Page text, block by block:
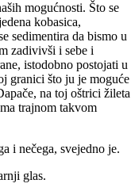
mogućnosti. Što se
kobasica,
sedimentira da bismo u
zadivivši i sebe i
istodobno postojati u
granici što ju je moguće
na toj oštrici žileta
trajnom takvom
i nečega, svejedno je.
glas.